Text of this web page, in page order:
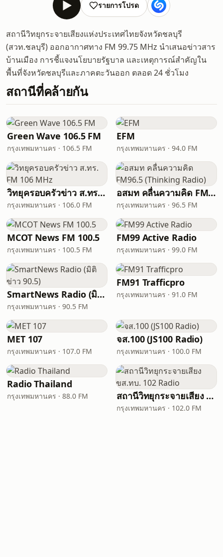
รายการโปรด
สถานีวิทยุกระจายเสียงแห่งประเทศไทยจังหวัดชลบุรี
(สวท.ชลบุรี) ออกอากาศทาง FM 99.75 MHz นำเสนอข่าวสาร
บ้านเมือง การชี้แจงนโยบายรัฐบาล และเหตุการณ์สำคัญใน
พื้นที่จังหวัดชลบุรีและภาคตะวันออก ตลอด 24 ชั่วโมง
สถานีที่คล้ายกัน
Green Wave 106.5 FM
กรุงเทพมหานคร · 106.5 FM
EFM
กรุงเทพมหานคร · 94.0 FM
วิทยุครอบครัวข่าว ส.ทร. FM 106 MHz
กรุงเทพมหานคร · 106.0 FM
อสมท คลื่นความคิด FM96.5 (Thinking Radio)
กรุงเทพมหานคร · 96.5 FM
MCOT News FM 100.5
กรุงเทพมหานคร · 100.5 FM
FM99 Active Radio
กรุงเทพมหานคร · 99.0 FM
SmartNews Radio (มิติข่าว 90.5)
กรุงเทพมหานคร · 90.5 FM
FM91 Trafficpro
กรุงเทพมหานคร · 91.0 FM
MET 107
กรุงเทพมหานคร · 107.0 FM
จส.100 (JS100 Radio)
กรุงเทพมหานคร · 100.0 FM
Radio Thailand
กรุงเทพมหานคร · 88.0 FM สถานีวิทยุกระจายเสียง ขส.ทบ. 102 Radio
กรุงเทพมหานคร · 102.0 FM